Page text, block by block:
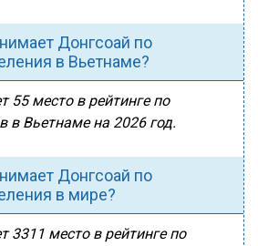
Донгсоай по
в Вьетнаме?
55 место в рейтинге по
в Вьетнаме на 2026 год.
Донгсоай по
в мире?
3311 место в рейтинге по